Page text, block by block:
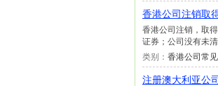
香港公司注销取
香港公司注销，取
证券；公司没有未
类别： 香港公司常
注册澳大利亚公